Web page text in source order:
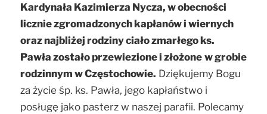
Kardynała Kazimierza Nycza, w obecności
licznie zgromadzonych kapłanów i wiernych
oraz najbliżej rodziny ciało zmarłego ks.
Pawła zostało przewiezione i złożone w grobie
rodzinnym w Częstochowie. Dziękujemy Bogu
za życie śp. ks. Pawła, jego kapłaństwo i
posługę jako pasterz w naszej parafii. Polecamy